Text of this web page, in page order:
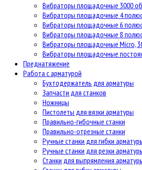
Вибраторы площадочные 3000
Вибраторы площадочные 4
Вибраторы площадочные 6
Вибраторы площадочные 8
Вибраторы площадочные Micro,
Вибраторы площадочные
Преднатяжение
Работа с арматурой
Бухтодержатель для арматуры
Запчасти для станков
Ножницы
Пистолеты для вязки арматуры
Правильно-гибочные станки
Правильно-отрезные станки
Ручные станки для гибки
Ручные станки для резки
Станки для выпрямления